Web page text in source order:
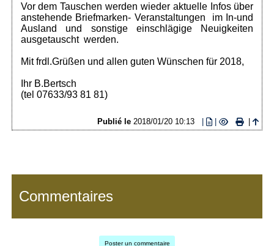
Vor dem Tauschen werden wieder aktuelle Infos über
anstehende Briefmarken- Veranstaltungen im In-und
Ausland und sonstige einschlägige Neuigkeiten
ausgetauscht werden.
Mit frdl.Grüßen und allen guten Wünschen für 2018,
Ihr B.Bertsch
(tel 07633/93 81 81)
Publié le 2018/01/20 10:13 | |
Commentaires
Poster un commentaire